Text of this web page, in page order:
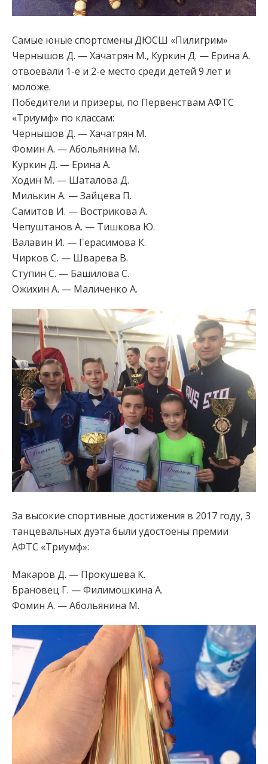
Самые юные спортсмены ДЮСШ «Пилигрим»
Чернышов Д. — Хачатрян М., Куркин Д. — Ерина А.
отвоевали 1-е и 2-е место среди детей 9 лет и
моложе.
Победители и призеры, по Первенствам АФТС
«Триумф» по классам:
Чернышов Д. — Хачатрян М.
Фомин А. — Абольянина М.
Куркин Д. — Ерина А.
Ходин М. — Шаталова Д.
Милькин А. — Зайцева П.
Самитов И. — Вострикова А.
Чепуштанов А. — Тишкова Ю.
Валавин И. — Герасимова К.
Чирков С. — Шварева В.
Ступин С. — Башилова С.
Ожихин А. — Маличенко А.
За высокие спортивные достижения в 2017 году, 3
танцевальных дуэта были удостоены премии
АФТС «Триумф»:
Макаров Д. — Прокушева К.
Брановец Г. — Филимошкина А.
Фомин А. — Абольянина М.